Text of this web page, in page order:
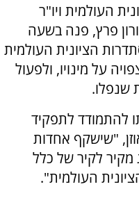
העולמית ויו"ר
פרץ, פנה בשעה
הציונית העולמית
על מינויו, ולפעול
שנפלו.
להתמודד לתפקיד
"שישקף אחדות
מקיר לקיר של כלל
העולמית".